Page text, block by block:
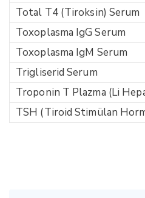
Total T4 (Tiroksin) Serum
Toxoplasma IgG Serum
Toxoplasma IgM Serum
Trigliserid Serum
Troponin T Plazma (Li
TSH (Tiroid Stimülan